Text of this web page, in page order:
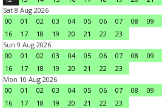
Sat 8 Aug 2026
00
01 02 03 04 05 06 07 08 09
16
17 18 19 20 21 22
23
Sun 9 Aug 2026
00
01 02 03 04 05 06 07 08 09
16
17 18 19 20 21 22
23
Mon 10 Aug 2026
00
01 02 03 04 05 06 07 08 09
16
17 18 19 20 21 22
23